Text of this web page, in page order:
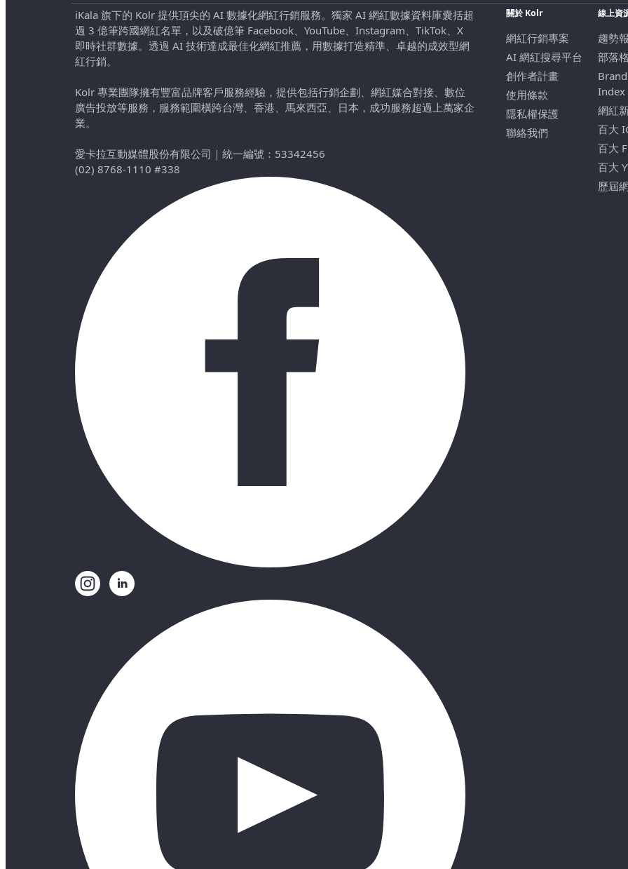
iKala 旗下的 Kolr 提供頂尖的 AI 數據化網紅行銷服務。獨家 AI 網紅數據資料庫囊括超
過 3 億筆跨國網紅名單，以及破億筆 Facebook、YouTube、Instagram、TikTok、X
即時社群數據。透過 AI 技術達成最佳化網紅推薦，用數據打造精準、卓越的成效型網
紅行銷。
Kolr 專業團隊擁有豐富品牌客戶服務經驗，提供包括行銷企劃、網紅媒合對接、數位
廣告投放等服務，服務範圍橫跨台灣、香港、馬來西亞、日本，成功服務超過上萬家企
業。
愛卡拉互動媒體股份有限公司 ｜ 統一編號：53342456
(02) 8768-1110 #338
關於 Kolr
網紅行銷專案
AI 網紅搜尋平台
創作者計畫
使用條款
隱私權保護
聯絡我們
線上資
趨勢
部落格
Index
網紅
百大
百大
百大
歷屆